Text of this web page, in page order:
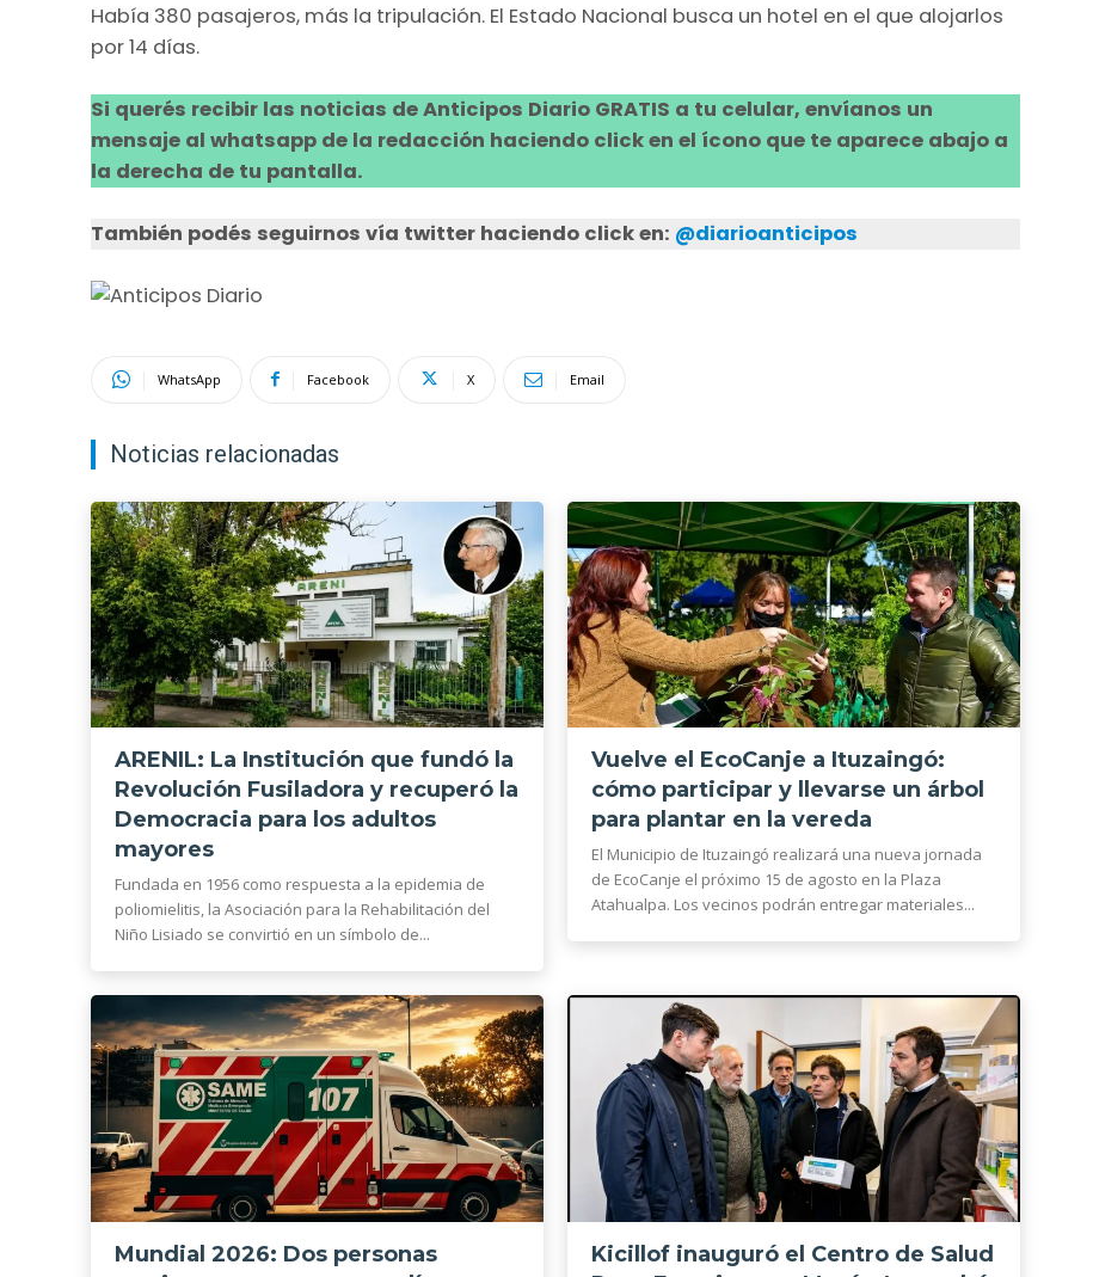
Había 380 pasajeros, más la tripulación. El Estado Nacional busca un hotel en el que alojarlos
por 14 días.
Si querés recibir las noticias de Anticipos Diario GRATIS a tu celular, envíanos un
mensaje al whatsapp de la redacción haciendo click en el ícono que te aparece abajo a
la derecha de tu pantalla.
También podés seguirnos vía twitter haciendo click en: @diarioanticipos
WhatsApp Facebook X Email
Noticias relacionadas
ARENIL: La Institución que fundó la
Revolución Fusiladora y recuperó la
Democracia para los adultos
mayores
Fundada en 1956 como respuesta a la epidemia de
poliomielitis, la Asociación para la Rehabilitación del
Niño Lisiado se convirtió en un símbolo de...
Vuelve el EcoCanje a Ituzaingó:
cómo participar y llevarse un árbol
para plantar en la vereda
El Municipio de Ituzaingó realizará una nueva jornada
de EcoCanje el próximo 15 de agosto en la Plaza
Atahualpa. Los vecinos podrán entregar materiales...
Mundial 2026: Dos personas
Kicillof inauguró el Centro de Salud